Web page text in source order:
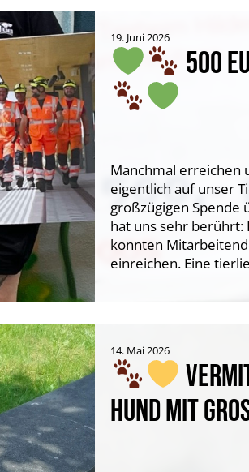
19. Juni 2026
500
Manchmal erreichen
eigentlich auf unser
großzügigen Spende
hat uns sehr
konnten
einreichen. Eine
14. Mai 2026
HUND MIT